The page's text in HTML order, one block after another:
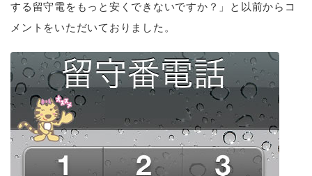
する留守電をもっと安くできないですか？」と以前からコ
メントをいただいておりました。